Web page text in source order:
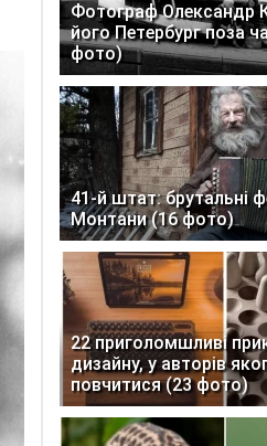
Фотограф Олександр
його Петербург поза
фото)
41-й штат: брутальні
Монтани (16 фото)
22 приголомшливі
дизайну, у авторів
повчитися (23 фото)